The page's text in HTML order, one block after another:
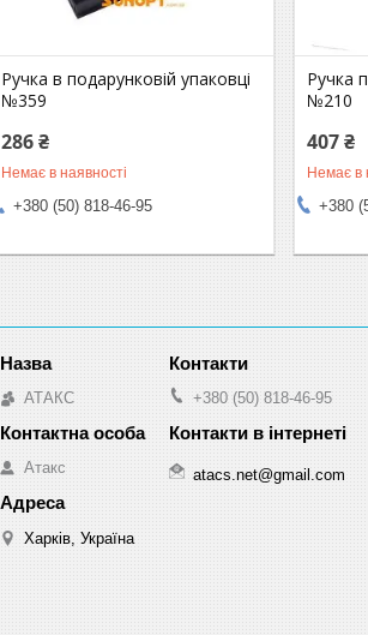
Ручка в подарунковій упаковці
№359
286 ₴
Немає в наявності
+380 (50) 818-46-95
Ручка
№210
407 ₴
Немає в
+380
АТАКС
Атакс
Харків, Україна
+380 (50) 818-46-95
atacs.net@gmail.com